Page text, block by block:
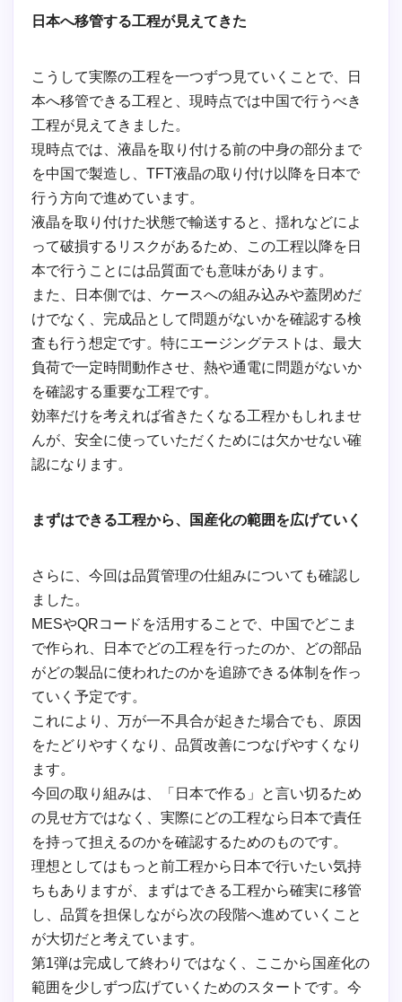
日本へ移管する工程が見えてきた
こうして実際の工程を一つずつ見ていくことで、日
本へ移管できる工程と、現時点では中国で行うべき
工程が見えてきました。
現時点では、液晶を取り付ける前の中身の部分まで
を中国で製造し、TFT液晶の取り付け以降を日本で
行う方向で進めています。
液晶を取り付けた状態で輸送すると、揺れなどによ
って破損するリスクがあるため、この工程以降を日
本で行うことには品質面でも意味があります。
また、日本側では、ケースへの組み込みや蓋閉めだ
けでなく、完成品として問題がないかを確認する検
査も行う想定です。特にエージングテストは、最大
負荷で一定時間動作させ、熱や通電に問題がないか
を確認する重要な工程です。
効率だけを考えれば省きたくなる工程かもしれませ
んが、安全に使っていただくためには欠かせない確
認になります。
まずはできる工程から、国産化の範囲を広げていく
さらに、今回は品質管理の仕組みについても確認し
ました。
MESやQRコードを活用することで、中国でどこま
で作られ、日本でどの工程を行ったのか、どの部品
がどの製品に使われたのかを追跡できる体制を作っ
ていく予定です。
これにより、万が一不具合が起きた場合でも、原因
をたどりやすくなり、品質改善につなげやすくなり
ます。
今回の取り組みは、「日本で作る」と言い切るため
の見せ方ではなく、実際にどの工程なら日本で責任
を持って担えるのかを確認するためのものです。
理想としてはもっと前工程から日本で行いたい気持
ちもありますが、まずはできる工程から確実に移管
し、品質を担保しながら次の段階へ進めていくこと
が大切だと考えています。
第1弾は完成して終わりではなく、ここから国産化の
範囲を少しずつ広げていくためのスタートです。今